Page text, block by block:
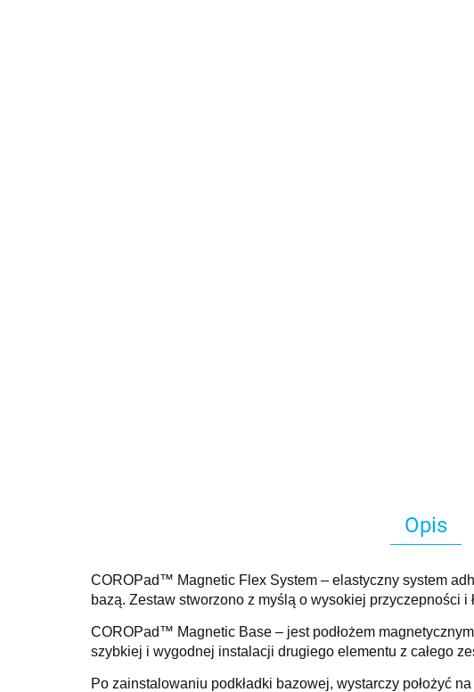
Opis
COROPad™ Magnetic Flex System – elastyczny system
bazą. Zestaw stworzono z myślą o wysokiej przyczepności i
COROPad™ Magnetic Base – jest podłożem
szybkiej i wygodnej instalacji drugiego elementu z całego
Po zainstalowaniu podkładki bazowej, wystarczy położyć